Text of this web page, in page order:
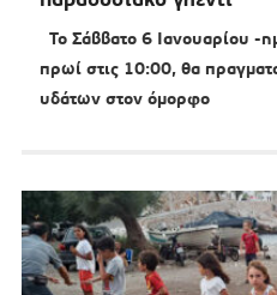
Το Σάββατο 6 Ιανουαρίου -
πρωί στις 10:00, θα
υδάτων στον όμορφο